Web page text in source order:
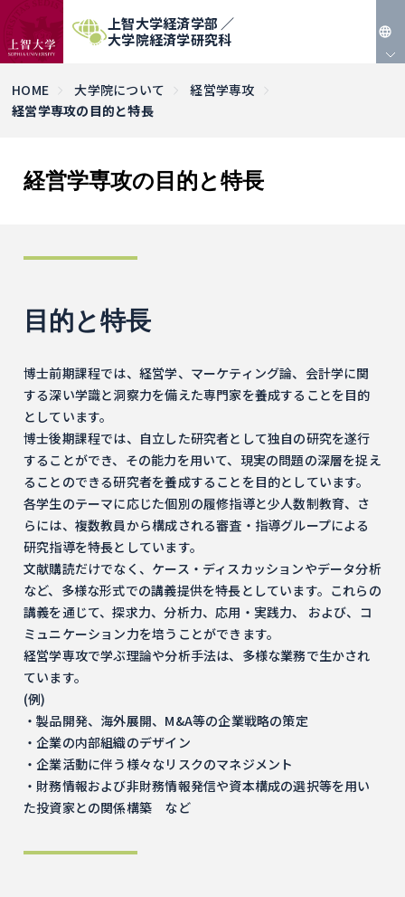
上智大学経済学部 ／
大学院経済学研究科
HOME 大学院について
経営学専攻
経営学専攻の目的と特長
経営学専攻の目的と特長
目的と特長
博士前期課程では、経営学、マーケティング論、会計学に関
する深い学識と洞察力を備えた専門家を養成することを目的
としています。
博士後期課程では、自立した研究者として独自の研究を遂行
することができ、その能力を用いて、現実の問題の深層を捉え
ることのできる研究者を養成することを目的としています。
各学生のテーマに応じた個別の履修指導と少人数制教育、さ
らには、複数教員から構成される審査・指導グループによる
研究指導を特長としています。
文献購読だけでなく、ケース・ディスカッションやデータ分析
など、多様な形式での講義提供を特長としています。これらの
講義を通じて、探求力、分析力、応用・実践力、 および、コ
ミュニケーション力を培うことができます。
経営学専攻で学ぶ理論や分析手法は、多様な業務で生かされ
ています。
(例)
・製品開発、海外展開、M&A等の企業戦略の策定
・企業の内部組織のデザイン
・企業活動に伴う様々なリスクのマネジメント
・財務情報および非財務情報発信や資本構成の選択等を用い
た投資家との関係構築 など